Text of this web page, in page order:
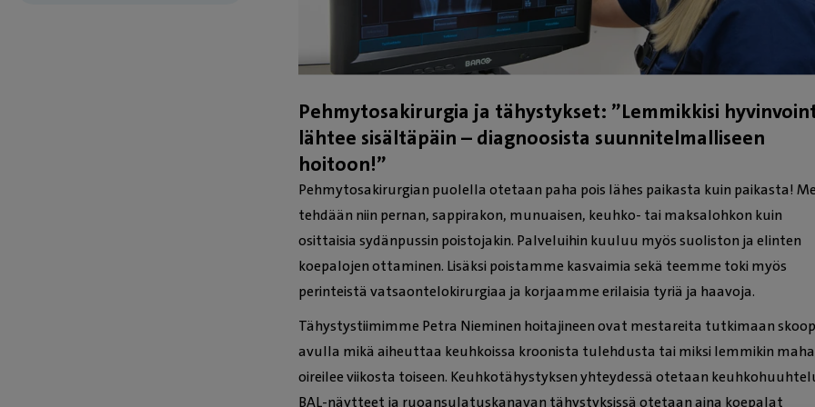
Pehmytosakirurgia ja tähystykset: ”Lemmikkisi
lähtee sisältäpäin – diagnoosista suunnitelmalliseen
hoitoon!”
Pehmytosakirurgian puolella otetaan paha pois lähes paikasta kuin paikasta!
tehdään niin pernan, sappirakon, munuaisen, keuhko- tai maksalohkon kuin
osittaisia sydänpussin poistojakin. Palveluihin kuuluu myös suoliston ja elinten
koepalojen ottaminen. Lisäksi poistamme kasvaimia sekä teemme toki myös
perinteistä vatsaontelokirurgiaa ja korjaamme erilaisia tyriä ja haavoja.
Tähystystiimimme Petra Nieminen hoitajineen ovat mestareita tutkimaan
avulla mikä aiheuttaa keuhkoissa kroonista tulehdusta tai miksi lemmikin maha
oireilee viikosta toiseen. Keuhkotähystyksen yhteydessä otetaan
BAL-näytteet ja ruoansulatuskanavan tähystyksissä otetaan aina koepalat
sebastian strömberg ★
★
henkilökuntaa 19.7-25
irlis. Te teitte mahtavaa
hoiditte meille pojan
vielä samana iltana kotiin.
sanoin kiittää ja kehua
työtänne. P. S väinö on
mutta mahtava nuori mies.
teille. Väinö 1v ja voi hyvin.
kaikille